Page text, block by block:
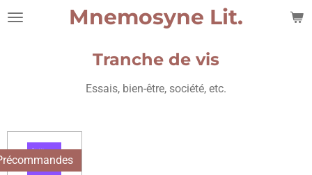
Passer
Mnemosyne Lit.
Tranche de vis
Essais, bien-être, société, etc.